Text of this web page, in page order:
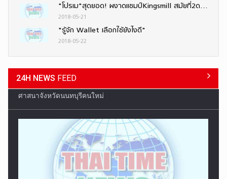
"โปรเม"สุดยอด! ผงาดแชมป์Kingsmill สมัยที่2ดวลเพลย์ออฟชนะหวุดหวิด-"โปรโม"คว้าอันดับ10ร่วม
2018-05-21
"รู้จัก Wallet เลือกใช้ยังไงดี"
2018-05-22
24H NEWS FEED